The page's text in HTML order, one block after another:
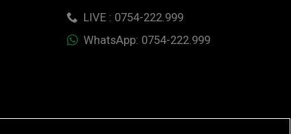
LIVE : 0754-222.999
WhatsApp: 0754-222.999